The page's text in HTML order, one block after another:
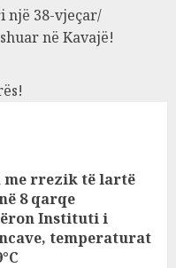
një 38-vjeçar/
në Kavajë!
me rrezik të lartë
8 qarqe
Instituti i
temperaturat